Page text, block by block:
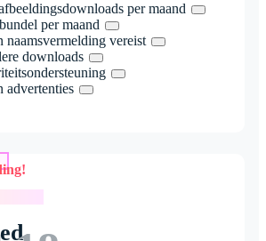
per maand
per maand
naamsvermelding vereist
downloads
advertenties